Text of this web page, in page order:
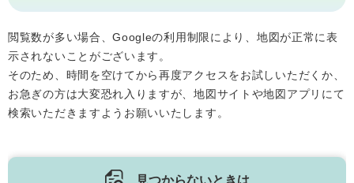
閲覧数が多い場合、Googleの利用制限により、地図が正常に表
示されないことがございます。
そのため、時間を空けてから再度アクセスをお試しいただくか、
お急ぎの方は大変恐れ入りますが、地図サイトや地図アプリにて
検索いただきますようお願いいたします。
見つからないときは